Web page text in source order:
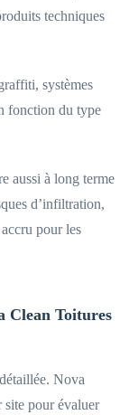
techniques
systèmes
fonction du type
aussi à long terme
d’infiltration,
pour les
Clean Toitures
Nova
site pour évaluer